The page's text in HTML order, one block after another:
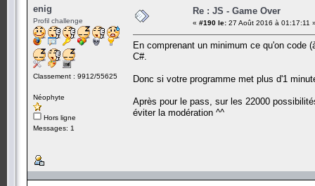
enig
Profil challenge
Classement : 9912/55625
Néophyte
Hors ligne
Messages: 1
Re : JS - Game Over
« #190 le: 27 Août 2016 à 01:17:11
En comprenant un minimum ce qu'on code
C#.
Donc si votre programme met plus d'1
Après pour le pass, sur les 22000
éviter la modération ^^